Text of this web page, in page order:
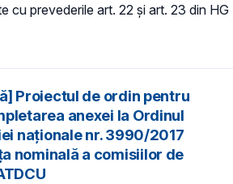
cu prevederile art. 22 și art. 23 din HG
Proiectul de ordin pentru
anexei la Ordinul
naționale nr. 3990/2017
nominală a comisiilor de